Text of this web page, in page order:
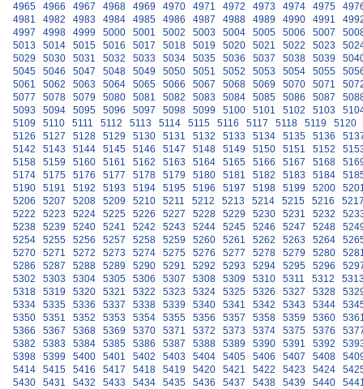
4965
4966 4967 4968 4969 4970 4971 4972 4973 4974 4975
4981
4982 4983 4984 4985 4986 4987 4988 4989 4990 4991
4997
4998 4999 5000 5001 5002 5003 5004 5005 5006 5007
5013
5014 5015 5016 5017 5018 5019 5020 5021 5022 5023
5029
5030 5031 5032 5033 5034 5035 5036 5037 5038 5039
5045
5046 5047 5048 5049 5050 5051 5052 5053 5054 5055
5061
5062 5063 5064 5065 5066 5067 5068 5069 5070 5071
5077
5078 5079 5080 5081 5082 5083 5084 5085 5086 5087
5093
5094 5095 5096 5097 5098 5099 5100 5101 5102 5103
5109
5110 5111 5112 5113 5114 5115 5116 5117 5118 5119
5120
5126
5127 5128 5129 5130 5131 5132 5133 5134 5135 5136
5142
5143 5144 5145 5146 5147 5148 5149 5150 5151 5152
5158
5159 5160 5161 5162 5163 5164 5165 5166 5167 5168
5174
5175 5176 5177 5178 5179 5180 5181 5182 5183 5184
5190
5191 5192 5193 5194 5195 5196 5197 5198 5199 5200
5206
5207 5208 5209 5210 5211 5212 5213 5214 5215 5216
5222
5223 5224 5225 5226 5227 5228 5229 5230 5231 5232
5238
5239 5240 5241 5242 5243 5244 5245 5246 5247 5248
5254
5255 5256 5257 5258 5259 5260 5261 5262 5263 5264
5270
5271 5272 5273 5274 5275 5276 5277 5278 5279 5280
5286
5287 5288 5289 5290 5291 5292 5293 5294 5295 5296
5302
5303 5304 5305 5306 5307 5308 5309 5310 5311 5312
5318
5319 5320 5321 5322 5323 5324 5325 5326 5327 5328
5334
5335 5336 5337 5338 5339 5340 5341 5342 5343 5344
5350
5351 5352 5353 5354 5355 5356 5357 5358 5359 5360
5366
5367 5368 5369 5370 5371 5372 5373 5374 5375 5376
5382
5383 5384 5385 5386 5387 5388 5389 5390 5391 5392
5398
5399 5400 5401 5402 5403 5404 5405 5406 5407 5408
5414
5415 5416 5417 5418 5419 5420 5421 5422 5423 5424
5430
5431 5432 5433 5434 5435 5436 5437 5438 5439 5440